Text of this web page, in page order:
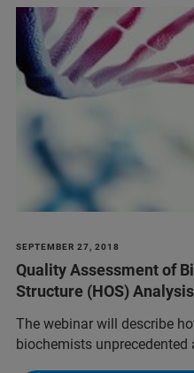
SEPTEMBER 27, 2018
Quality Assessment of
Structure (HOS)
The webinar will describe
biochemists